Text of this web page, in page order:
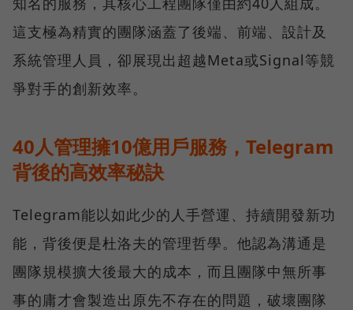
這支極為精實的團隊涵蓋了後端、前端、設計及
系統管理人員，卻展現出超越Meta或Signal等競
爭對手的創新效率。
40人管理擁10億用戶服務，Telegram
背後的高效率秘訣
Telegram能以如此少的人手營運、持續開發新功
能，背後便是杜洛夫的管理哲學。他認為溝通是
團隊規模擴大後最大的成本，而且團隊中無所事
事的庸才會製造出原先不存在的問題，破壞團隊